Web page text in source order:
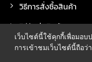
วิธีการสั่งซื้อสินค้า
วิธีจัดส่งสินค้า
เว็บไซต์นี้ใช้คุกกี้เพื่อมอ
การเข้าชมเว็บไซต์นี้ถือว่